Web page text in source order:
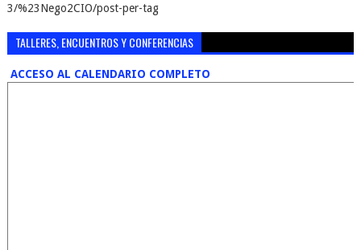
3/%23Nego2CIO/post-per-tag
TALLERES, ENCUENTROS Y CONFERENCIAS
ACCESO AL CALENDARIO COMPLETO